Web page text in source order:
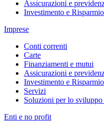
Assicurazioni e
Investimento e Risparmio
Imprese
Conti correnti
Carte
Finanziamenti e mutui
Assicurazioni e
Investimento e Risparmio
Servizi
Soluzioni per lo
Enti e no profit